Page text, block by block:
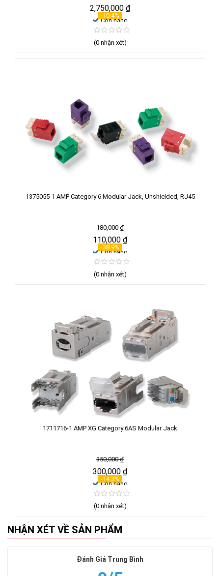
2,750,000 ₫
Còn hàng
-10.4%
(0 nhận xét)
Xem chi tiết
1375055-1 AMP Category 6 Modular Jack, Unshielded, RJ45
180,000₫
110,000 ₫
Còn hàng
-38.9%
(0 nhận xét)
Xem chi tiết
1711716-1 AMP XG Category 6AS Modular Jack
350,000₫
300,000 ₫
Còn hàng
-14.3%
(0 nhận xét)
NHẬN XÉT VỀ SẢN PHẨM
Đánh Giá Trung Bình